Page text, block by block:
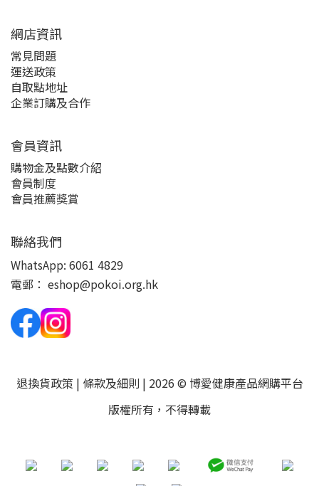
網店資訊
常見問題
運送政策
自取點地址
企業訂購及合作
會員資訊
購物金及點數介紹
會員制度
會員推薦獎賞
聯絡我們
WhatsApp: 6061 4829
電郵： eshop@pokoi.org.hk
退換貨政策 | 條款及細則 | 2026 © 博愛健康產品網購平台
版權所有，不得轉載